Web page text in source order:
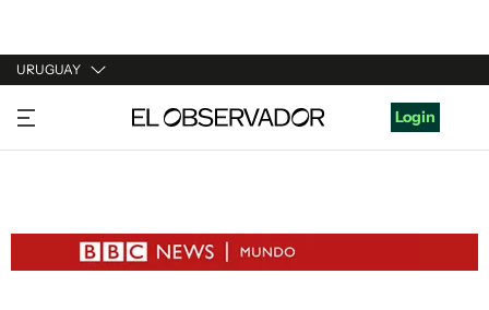
URUGUAY
URUGUAY
ARGENTINA
ESTADOS UNIDOS
Login